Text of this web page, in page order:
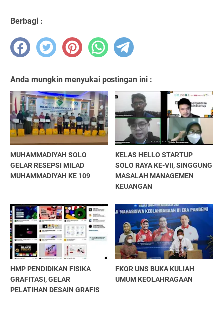
Berbagi :
Anda mungkin menyukai postingan ini :
MUHAMMADIYAH SOLO
GELAR RESEPSI MILAD
MUHAMMADIYAH KE 109
KELAS HELLO STARTUP
SOLO RAYA KE-VII, SINGGUNG
MASALAH MANAGEMEN
KEUANGAN
HMP PENDIDIKAN FISIKA
GRAFITASI, GELAR
PELATIHAN DESAIN GRAFIS
FKOR UNS BUKA KULIAH
UMUM KEOLAHRAGAAN